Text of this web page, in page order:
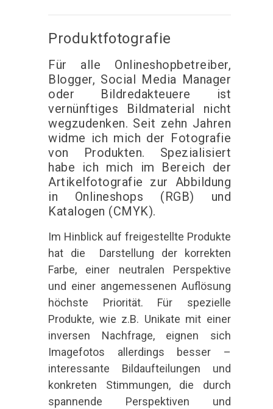
Produktfotografie
Für alle Onlineshopbetreiber,
Blogger, Social Media Manager
oder Bildredakteuere ist
vernünftiges Bildmaterial nicht
wegzudenken. Seit zehn Jahren
widme ich mich der Fotografie
von Produkten. Spezialisiert
habe ich mich im Bereich der
Artikelfotografie zur Abbildung
in Onlineshops (RGB) und
Katalogen (CMYK).
Im Hinblick auf freigestellte Produkte
hat die Darstellung der korrekten
Farbe, einer neutralen Perspektive
und einer angemessenen Auflösung
höchste Priorität. Für spezielle
Produkte, wie z.B. Unikate mit einer
inversen Nachfrage, eignen sich
Imagefotos allerdings besser –
interessante Bildaufteilungen und
konkreten Stimmungen, die durch
spannende Perspektiven und